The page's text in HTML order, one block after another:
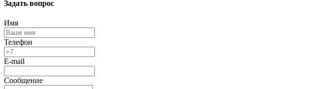
Задать вопрос
Имя
Телефон
E-mail
Сообщение